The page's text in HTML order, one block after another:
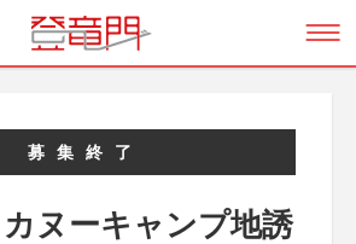
募集終了
ヌーキャンプ地誘